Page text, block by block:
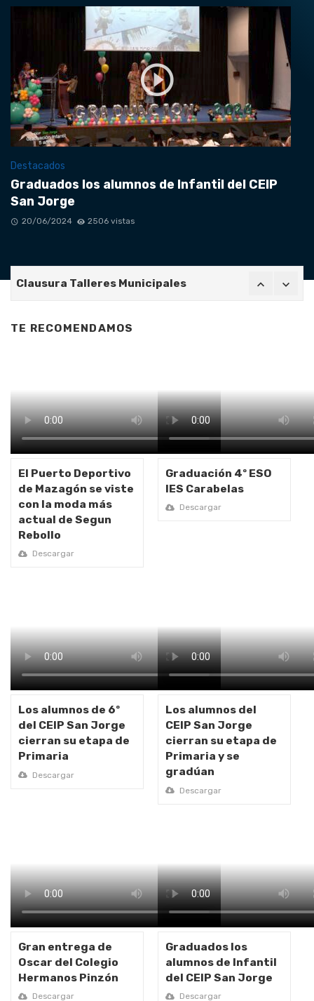
Destacados
Graduados los alumnos de Infantil del CEIP
San Jorge
20/06/2024 2506 vistas
Clausura Talleres Municipales
Gran entrega de los Oscars en el Colegio Hermanos
TE RECOMENDAMOS
El Puerto Deportivo
de Mazagón se viste
con la moda más
actual de Segun
Rebollo
Descargar
Graduación 4º ESO
IES Carabelas
Descargar
Los alumnos de 6º
del CEIP San Jorge
cierran su etapa de
Primaria
Descargar
Los alumnos del
CEIP San Jorge
cierran su etapa de
Primaria y se
gradúan
Descargar
Gran entrega de
Oscar del Colegio
Hermanos Pinzón
Descargar
Graduados los
alumnos de Infantil
del CEIP San Jorge
Descargar